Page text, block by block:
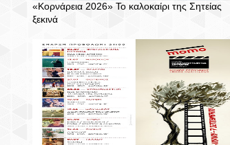
«Κορνάρεια 2026» Το καλοκαίρι της Σητείας
ξεκινά